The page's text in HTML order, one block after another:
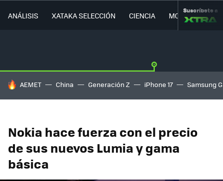
ANÁLISIS XATAKA SELECCIÓN CIENCIA MOVILIDAD
Suscríbete a
HOY SE HABLA DE
AEMET China Generación Z iPhone 17 Samsung
Nokia hace fuerza con el precio
de sus nuevos Lumia y gama
básica